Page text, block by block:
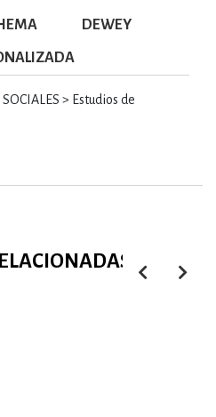
DEWEY
> Estudios de